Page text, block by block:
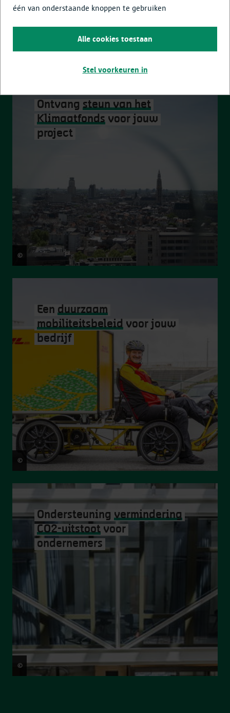
© Frederik Beyens
Ontvang steun van het
Klimaatfonds voor jouw
project
© Lien van den Eynde
Een duurzaam
mobiliteitsbeleid voor jouw
bedrijf
© Frederik Beyens
Ondersteuning vermindering
CO2-uitstoot voor
ondernemers
© Victoriano Moreno
één van onderstaande knoppen te gebruiken
Alle cookies toestaan
Stel voorkeuren in